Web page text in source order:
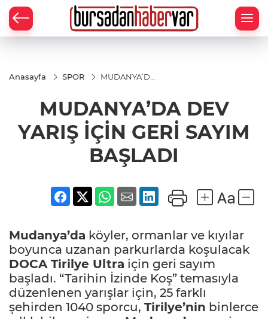
Anasayfa SPOR
MUDANYA’DA
SAYIM
BAŞLADI
MUDANYA’DA DEV
YARIŞ İÇİN GERİ SAYIM
BAŞLADI
Mudanya’da köyler, ormanlar ve kıyılar
boyunca uzanan parkurlarda koşulacak
DOCA Tirilye Ultra için geri sayım
başladı. “Tarihin İzinde Koş” temasıyla
düzenlenen yarışlar için, 25 farklı
şehirden 1040 sporcu, Tirilye’nin binlerce